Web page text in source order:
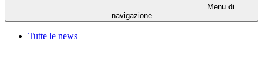
Menu di
navigazione
Tutte le news